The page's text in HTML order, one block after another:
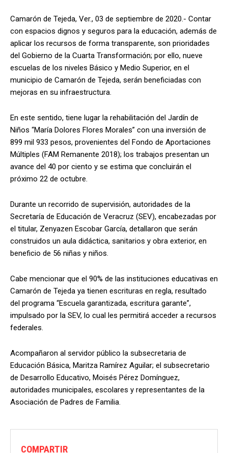
Camarón de Tejeda, Ver., 03 de septiembre de 2020.- Contar
con espacios dignos y seguros para la educación, además de
aplicar los recursos de forma transparente, son prioridades
del Gobierno de la Cuarta Transformación; por ello, nueve
escuelas de los niveles Básico y Medio Superior, en el
municipio de Camarón de Tejeda, serán beneficiadas con
mejoras en su infraestructura.
En este sentido, tiene lugar la rehabilitación del Jardín de
Niños “María Dolores Flores Morales” con una inversión de
899 mil 933 pesos, provenientes del Fondo de Aportaciones
Múltiples (FAM Remanente 2018); los trabajos presentan un
avance del 40 por ciento y se estima que concluirán el
próximo 22 de octubre.
Durante un recorrido de supervisión, autoridades de la
Secretaría de Educación de Veracruz (SEV), encabezadas por
el titular, Zenyazen Escobar García, detallaron que serán
construidos un aula didáctica, sanitarios y obra exterior, en
beneficio de 56 niñas y niños.
Cabe mencionar que el 90% de las instituciones educativas en
Camarón de Tejeda ya tienen escrituras en regla, resultado
del programa “Escuela garantizada, escritura garante”,
impulsado por la SEV, lo cual les permitirá acceder a recursos
federales.
Acompañaron al servidor público la subsecretaria de
Educación Básica, Maritza Ramírez Aguilar; el subsecretario
de Desarrollo Educativo, Moisés Pérez Domínguez,
autoridades municipales, escolares y representantes de la
Asociación de Padres de Familia.
COMPARTIR